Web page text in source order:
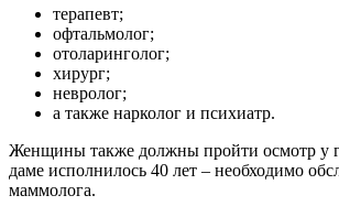
терапевт;
офтальмолог;
отоларинголог;
хирург;
невролог;
а также нарколог и психиатр.
Женщины также должны пройти осмотр у
даме исполнилось 40 лет – необходимо
маммолога.